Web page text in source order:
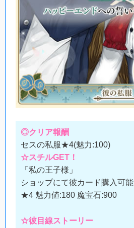
◎クリア報酬
セスの私服★4(魅力:100)
☆スチルGET！
「私の王子様」
ショップにて彼カード購入可能
★4 魅力値:180 魔宝石:900
☆彼目線ストーリー